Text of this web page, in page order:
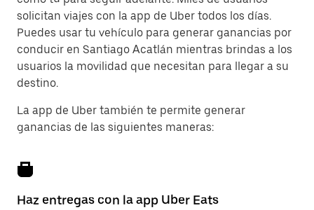
solicitan viajes con la app de Uber todos los días.
Puedes usar tu vehículo para generar ganancias por
conducir en Santiago Acatlán mientras brindas a los
usuarios la movilidad que necesitan para llegar a su
destino.
La app de Uber también te permite generar
ganancias de las siguientes maneras:
Haz entregas con la app Uber Eats